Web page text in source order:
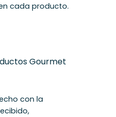
cada producto.
Gourmet
con la